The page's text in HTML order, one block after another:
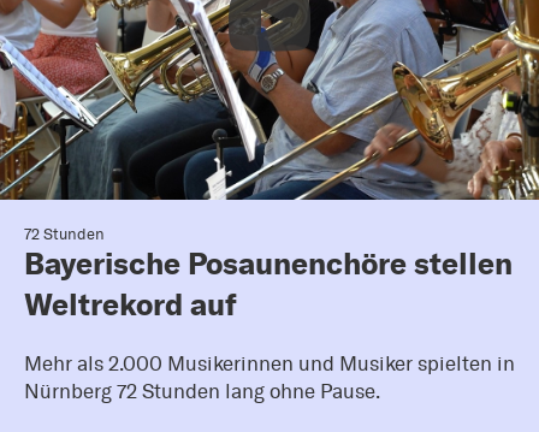
72 Stunden
Bayerische Posaunenchöre stellen
Weltrekord auf
Mehr als 2.000 Musikerinnen und Musiker spielten in
Nürnberg 72 Stunden lang ohne Pause.